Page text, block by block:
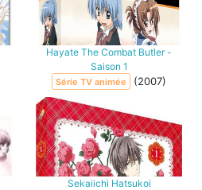
Hayate The Combat Butler -
Saison 1
Série TV animée (2007)
Sekaiichi Hatsukoi